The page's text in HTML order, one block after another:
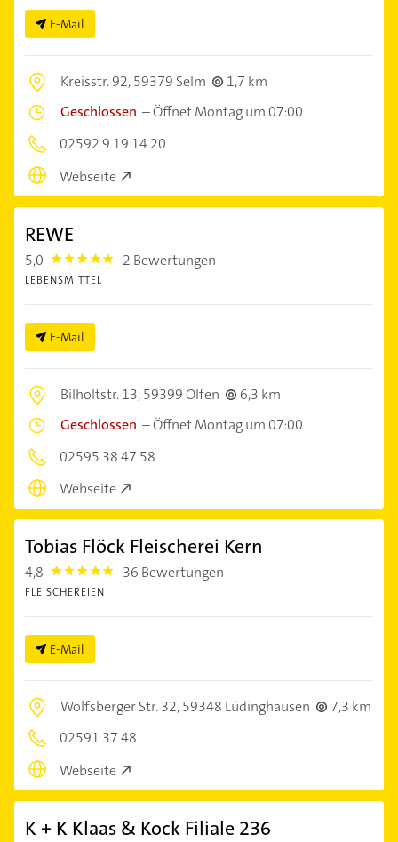
E-Mail
Kreisstr. 92,59379 Selm
1,7 km
Geschlossen –Öffnet Montag um 07:00
02592 9 19 14 20
Webseite
REWE
5,0 5.0 2 Bewertungen
LEBENSMITTEL
E-Mail
Bilholtstr. 13,59399 Olfen
6,3 km
Geschlossen –Öffnet Montag um 07:00
02595 38 47 58
Webseite
Tobias Flöck Fleischerei Kern
4,8 4.8 36 Bewertungen
FLEISCHEREIEN
E-Mail
Wolfsberger Str. 32,59348 Lüdinghausen
7,3 km
02591 37 48
Webseite
K + K Klaas & Kock Filiale 236